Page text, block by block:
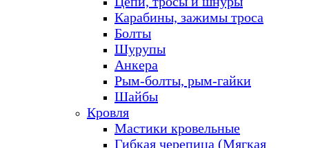
Карабины, зажимы троса
Болты
Шурупы
Анкера
Рым-болты, рым-гайки
Шайбы
Кровля
Мастики кровельные
Гибкая черепица (Мягкая